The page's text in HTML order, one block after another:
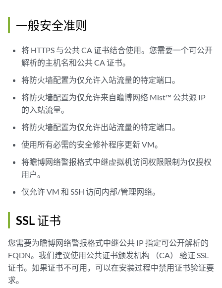
一般安全准则
将 HTTPS 与公共 CA 证书结合使用。您需要一个可公开
解析的主机名和公共 CA 证书。
将防火墙配置为仅允许入站流量的特定端口。
将防火墙配置为仅允许来自瞻博网络 Mist™ 公共源 IP
的入站流量。
将防火墙配置为仅允许出站流量的特定端口。
使用所有必需的安全修补程序更新 VM。
将瞻博网络警报格式中继虚拟机访问权限限制为仅授权
用户。
仅允许 VM 和 SSH 访问内部/管理网络。
SSL 证书
您需要为瞻博网络警报格式中继公共 IP 指定可公开解析的
FQDN。我们建议使用公共证书颁发机构 （CA） 验证 SSL
证书。如果证书不可用，可以在安装过程中禁用证书验证要
求。